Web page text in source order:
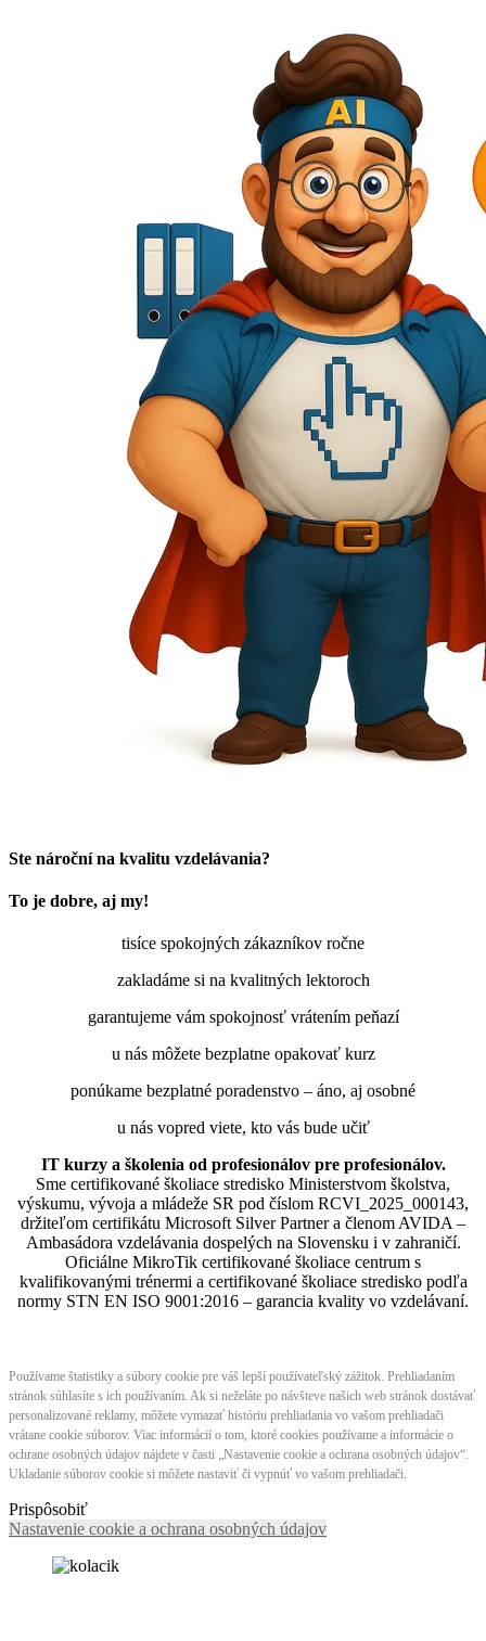
Ste nároční na kvalitu vzdelávania?
To je dobre, aj my!
tisíce spokojných zákazníkov ročne
zakladáme si na kvalitných lektoroch
garantujeme vám spokojnosť vrátením peňazí
u nás môžete bezplatne opakovať kurz
ponúkame bezplatné poradenstvo – áno, aj osobné
u nás vopred viete, kto vás bude učiť
IT kurzy a školenia od profesionálov pre profesionálov.
Sme certifikované školiace stredisko Ministerstvom školstva,
výskumu, vývoja a mládeže SR pod číslom RCVI_2025_000143,
držiteľom certifikátu Microsoft Silver Partner a členom AVIDA –
Ambasádora vzdelávania dospelých na Slovensku i v zahraničí.​​​​​​​​​​​​​​​​
Oficiálne MikroTik certifikované školiace centrum s
kvalifikovanými trénermi ​​​​​​​​​​a certifikované školiace stredisko podľa
normy STN EN ISO 9001:2016 – garancia kvality vo vzdelávaní.
Používame štatistiky a súbory cookie pre váš lepší používateľský zážitok. Prehliadaním
stránok súhlasíte s ich používaním. Ak si neželáte po návšteve našich web stránok dostávať
personalizované reklamy, môžete vymazať históriu prehliadania vo vašom prehliadači
vrátane cookie súborov. Viac informácií o tom, ktoré cookies používame a informácie o
ochrane osobných údajov nájdete v časti „Nastavenie cookie a ochrana osobných údajov“.
Ukladanie súborov cookie si môžete nastaviť či vypnúť vo vašom prehliadači.
Prispôsobiť
Nastavenie cookie a ochrana osobných údajov